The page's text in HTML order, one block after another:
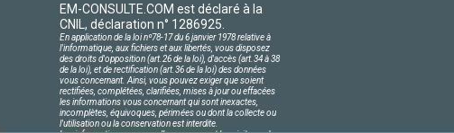
EM-CONSULTE.COM est déclaré à la
CNIL, déclaration n° 1286925.
En application de la loi nº78-17 du 6 janvier 1978 relative à
l'informatique, aux fichiers et aux libertés, vous disposez
des droits d'opposition (art.26 de la loi), d'accès (art.34 à 38
de la loi), et de rectification (art.36 de la loi) des données
vous concernant. Ainsi, vous pouvez exiger que soient
rectifiées, complétées, clarifiées, mises à jour ou effacées
les informations vous concernant qui sont inexactes,
incomplètes, équivoques, périmées ou dont la collecte ou
l'utilisation ou la conservation est interdite.